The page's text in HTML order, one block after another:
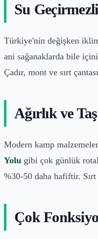
Su
Türkiye'nin değişken
ani sağanaklarda bile
Çadır, mont ve sırt
Ağırlık ve
Modern kamp
Yolu gibi çok günlük
%30-50 daha hafiftir. Sırt
Çok